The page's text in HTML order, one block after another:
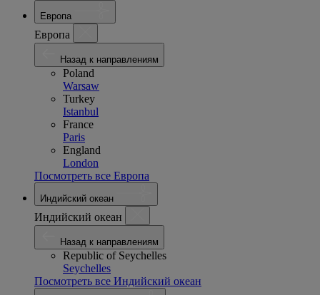
Европа
Европа
Назад к направлениям
Poland
Warsaw
Turkey
Istanbul
France
Paris
England
London
Посмотреть все Европа
Индийский океан
Индийский океан
Назад к направлениям
Republic of Seychelles
Seychelles
Посмотреть все Индийский океан